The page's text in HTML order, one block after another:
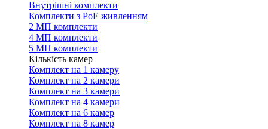
Внутрішні комплекти
Комплекти з PoE живленням
2 МП комплекти
4 МП комплекти
5 МП комплекти
Кількість камер
Комплект на 1 камеру
Комплект на 2 камери
Комплект на 3 камери
Комплект на 4 камери
Комплект на 6 камер
Комплект на 8 камер